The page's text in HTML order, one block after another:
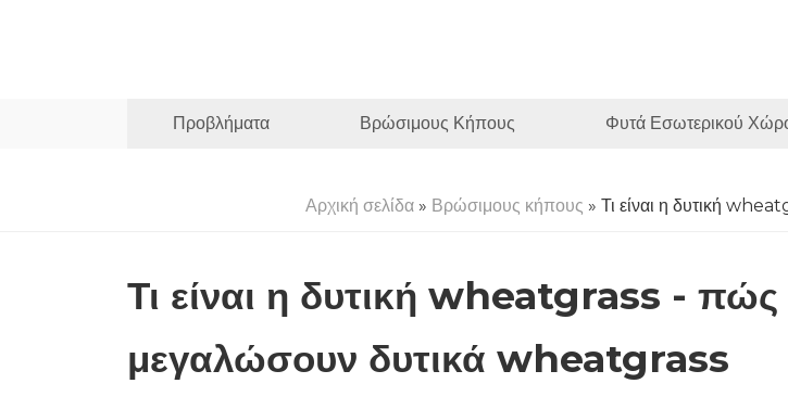
Προβλήματα Βρώσιμους Κήπους Φυτά Εσωτερικού
Αρχική σελίδα» Βρώσιμους κήπους » Τι είναι η δυτική
Τι είναι η δυτική wheatgrass - πώς
μεγαλώσουν δυτικά wheatgrass